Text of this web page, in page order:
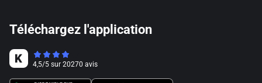
Téléchargez l'application
4,5/5 sur 20270 avis